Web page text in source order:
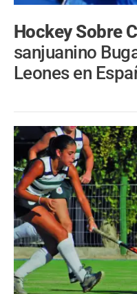
Hockey Sobre
sanjuanino
Leones en